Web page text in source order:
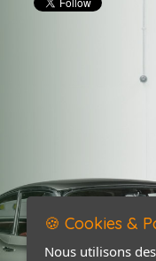
🍪 Cookies &
Nous utilisons